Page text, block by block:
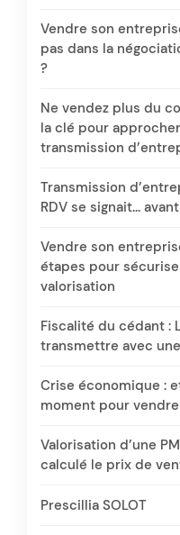
Vendre son
pas dans la
?
Ne vendez plus du
la clé pour
transmission
Transmission
RDV se signait…
Vendre son
étapes pour
valorisation
Fiscalité du cédant :
transmettre avec
Crise économique :
moment pour
Valorisation d’une
calculé le prix de
Prescillia SOLOT